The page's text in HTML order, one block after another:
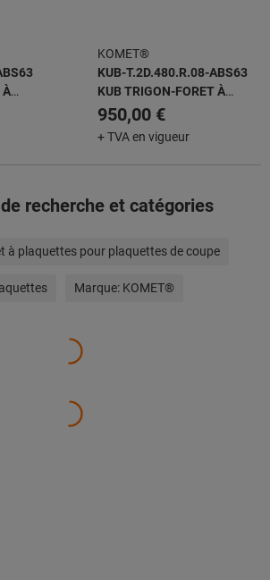
À
KOMET®
KUB-T.2D.480.R.08-ABS63
KUB TRIGON-FORET À
PLAQUETTES AMOVIBLES
950,00 €
+ TVA en vigueur
recherche et catégories
à plaquettes pour plaquettes de coupe
Marque: KOMET®